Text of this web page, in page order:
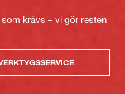
krävs – vi gör resten